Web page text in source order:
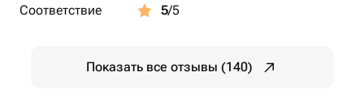
Соответствие
5/5
Показать все отзывы (140)